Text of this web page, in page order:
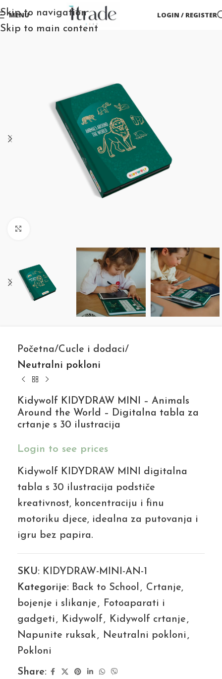
Skip to navigation
Skip to main content
MENU LOGIN / REGISTER
Početna Cucle i dodaci
Neutralni pokloni
Kidywolf KIDYDRAW MINI – Animals
Around the World – Digitalna tabla za
crtanje s 30 ilustracija
Login to see prices
Kidywolf KIDYDRAW MINI digitalna
tabla s 30 ilustracija podstiče
kreativnost, koncentraciju i finu
motoriku djece, idealna za putovanja i
igru bez papira.
SKU: KIDYDRAW-MINI-AN-1
Kategorije: Back to School , Crtanje,
bojenje i slikanje , Fotoaparati i
gadgeti , Kidywolf , Kidywolf crtanje ,
Napunite ruksak , Neutralni pokloni ,
Pokloni
Share: